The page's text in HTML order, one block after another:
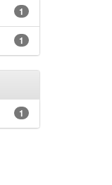
1
1
1